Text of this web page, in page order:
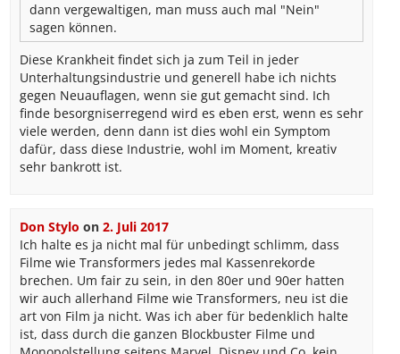
dann vergewaltigen, man muss auch mal "Nein"
sagen können.
Diese Krankheit findet sich ja zum Teil in jeder
Unterhaltungsindustrie und generell habe ich nichts
gegen Neuauflagen, wenn sie gut gemacht sind. Ich
finde besorgniserregend wird es eben erst, wenn es sehr
viele werden, denn dann ist dies wohl ein Symptom
dafür, dass diese Industrie, wohl im Moment, kreativ
sehr bankrott ist.
Don Stylo on 2. Juli 2017
Ich halte es ja nicht mal für unbedingt schlimm, dass
Filme wie Transformers jedes mal Kassenrekorde
brechen. Um fair zu sein, in den 80er und 90er hatten
wir auch allerhand Filme wie Transformers, neu ist die
art von Film ja nicht. Was ich aber für bedenklich halte
ist, dass durch die ganzen Blockbuster Filme und